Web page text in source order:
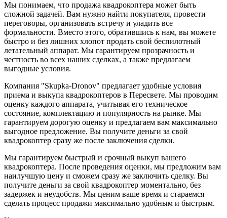
Мы понимаем, что продажа квадрокоптера может быть
сложной задачей. Вам нужно найти покупателя, провести
переговоры, организовать встречу и уладить все
формальности. Вместо этого, обратившись к нам, вы можете
быстро и без лишних хлопот продать свой беспилотный
летательный аппарат. Мы гарантируем прозрачность и
честность во всех наших сделках, а также предлагаем
выгодные условия.
Компания "Skupka-Dronov" предлагает удобные условия
приема и выкупа квадрокоптеров в Пересвете. Мы проводим
оценку каждого аппарата, учитывая его техническое
состояние, комплектацию и популярность на рынке. Мы
гарантируем дорогую оценку и предлагаем вам максимально
выгодное предложение. Вы получите деньги за свой
квадрокоптер сразу же после заключения сделки.
Мы гарантируем быстрый и срочный выкуп вашего
квадрокоптера. После проведения оценки, мы предложим вам
наилучшую цену и сможем сразу же заключить сделку. Вы
получите деньги за свой квадрокоптер моментально, без
задержек и неудобств. Мы ценим ваше время и стараемся
сделать процесс продажи максимально удобным и быстрым.